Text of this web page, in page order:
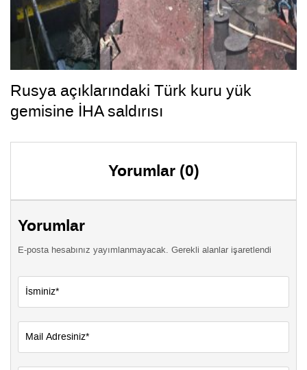
Rusya açıklarındaki Türk kuru yük
gemisine İHA saldırısı
Yorumlar (0)
Yorumlar
E-posta hesabınız yayımlanmayacak. Gerekli alanlar işaretlendi